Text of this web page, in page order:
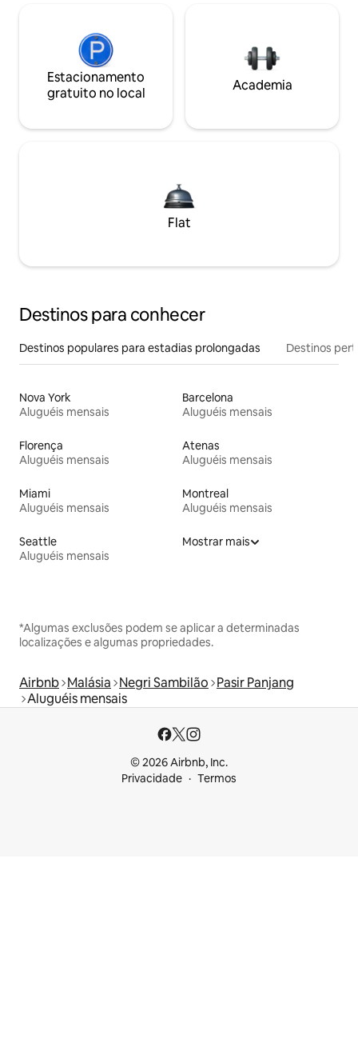
Estacionamento
gratuito no local
Academia
Flat
Destinos para conhecer
Destinos populares para estadias prolongadas Destinos
Nova York
Aluguéis mensais
Barcelona
Aluguéis mensais
Florença
Aluguéis mensais
Atenas
Aluguéis mensais
Miami
Aluguéis mensais
Montreal
Aluguéis mensais
Seattle
Aluguéis mensais
Mostrar mais
*Algumas exclusões podem se aplicar a determinadas
localizações e algumas propriedades.
Airbnb Malásia Negri Sambilão Pasir Panjang
Aluguéis mensais
© 2026 Airbnb, Inc.
Privacidade
Termos